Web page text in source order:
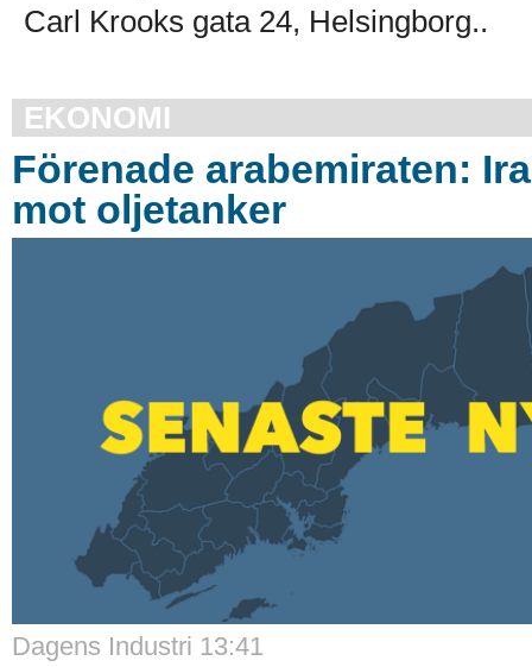
Carl Krooks gata 24, Helsingborg..
EKONOMI
Förenade arabemiraten:
mot oljetanker
Dagens Industri 13:41